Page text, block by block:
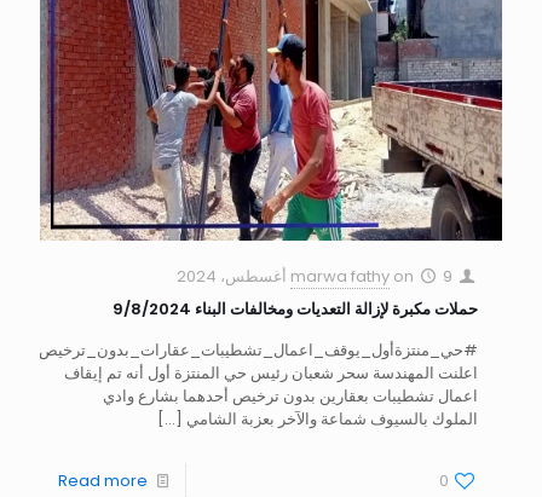
marwa fathy on
9 أغسطس، 2024
حملات مكبرة لإزالة التعديات ومخالفات البناء 9/8/2024
#حي_منتزةأول_يوقف_اعمال_تشطيبات_عقارات_بدون_ترخيص
اعلنت المهندسة سحر شعبان رئيس حي المنتزة أول أنه تم إيقاف
اعمال تشطيبات بعقارين بدون ترخيص أحدهما بشارع وادي
الملوك بالسيوف شماعة والآخر بعزبة الشامي […]
0
Read more